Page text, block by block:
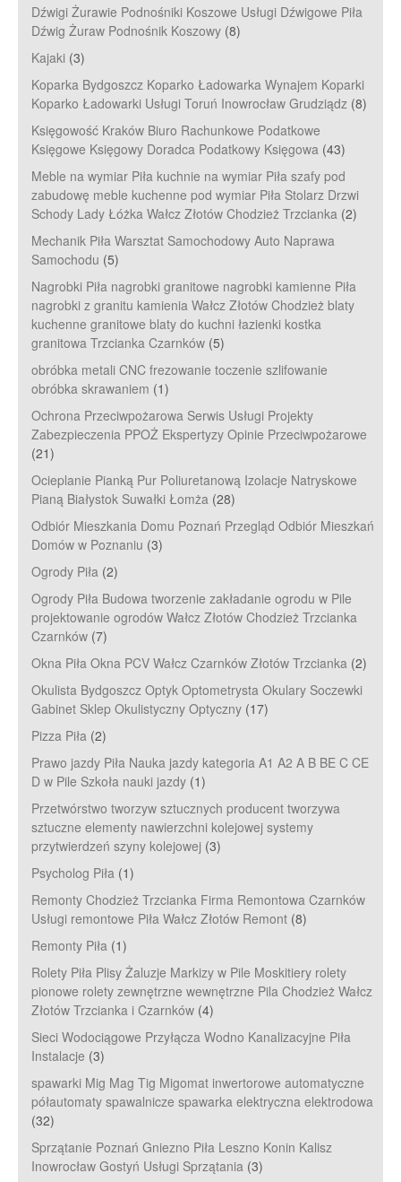
Dźwigi Żurawie Podnośniki Koszowe Usługi Dźwigowe Piła
Dźwig Żuraw Podnośnik Koszowy (8)
Kajaki (3)
Koparka Bydgoszcz Koparko Ładowarka Wynajem Koparki
Koparko Ładowarki Usługi Toruń Inowrocław Grudziądz (8)
Księgowość Kraków Biuro Rachunkowe Podatkowe
Księgowe Księgowy Doradca Podatkowy Księgowa (43)
Meble na wymiar Piła kuchnie na wymiar Piła szafy pod
zabudowę meble kuchenne pod wymiar Piła Stolarz Drzwi
Schody Lady Łóżka Wałcz Złotów Chodzież Trzcianka (2)
Mechanik Piła Warsztat Samochodowy Auto Naprawa
Samochodu (5)
Nagrobki Piła nagrobki granitowe nagrobki kamienne Piła
nagrobki z granitu kamienia Wałcz Złotów Chodzież blaty
kuchenne granitowe blaty do kuchni łazienki kostka
granitowa Trzcianka Czarnków (5)
obróbka metali CNC frezowanie toczenie szlifowanie
obróbka skrawaniem (1)
Ochrona Przeciwpożarowa Serwis Usługi Projekty
Zabezpieczenia PPOŻ Ekspertyzy Opinie Przeciwpożarowe
(21)
Ocieplanie Pianką Pur Poliuretanową Izolacje Natryskowe
Pianą Białystok Suwałki Łomża (28)
Odbiór Mieszkania Domu Poznań Przegląd Odbiór Mieszkań
Domów w Poznaniu (3)
Ogrody Piła (2)
Ogrody Piła Budowa tworzenie zakładanie ogrodu w Pile
projektowanie ogrodów Wałcz Złotów Chodzież Trzcianka
Czarnków (7)
Okna Piła Okna PCV Wałcz Czarnków Złotów Trzcianka (2)
Okulista Bydgoszcz Optyk Optometrysta Okulary Soczewki
Gabinet Sklep Okulistyczny Optyczny (17)
Pizza Piła (2)
Prawo jazdy Piła Nauka jazdy kategoria A1 A2 A B BE C CE
D‎ w Pile Szkoła nauki jazdy (1)
Przetwórstwo tworzyw sztucznych producent tworzywa
sztuczne elementy nawierzchni kolejowej systemy
przytwierdzeń szyny kolejowej (3)
Psycholog Piła (1)
Remonty Chodzież Trzcianka Firma Remontowa Czarnków
Usługi remontowe Piła Wałcz Złotów Remont (8)
Remonty Piła (1)
Rolety Piła Plisy Żaluzje Markizy w Pile Moskitiery rolety
pionowe rolety zewnętrzne wewnętrzne Pila Chodzież Wałcz
Złotów Trzcianka i Czarnków (4)
Sieci Wodociągowe Przyłącza Wodno Kanalizacyjne Piła
Instalacje (3)
spawarki Mig Mag Tig Migomat inwertorowe automatyczne
półautomaty spawalnicze spawarka elektryczna elektrodowa
(32)
Sprzątanie Poznań Gniezno Piła Leszno Konin Kalisz
Inowrocław Gostyń Usługi Sprzątania (3)